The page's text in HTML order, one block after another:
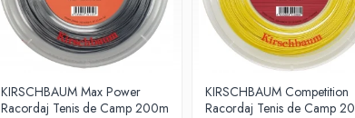
KIRSCHBAUM Max Power
Racordaj Tenis de Camp 200m
KIRSCHBAUM Competition
Racordaj Tenis de Camp